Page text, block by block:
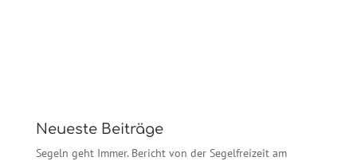
Neueste Beiträge
Segeln geht Immer. Bericht von der Segelfreizeit am